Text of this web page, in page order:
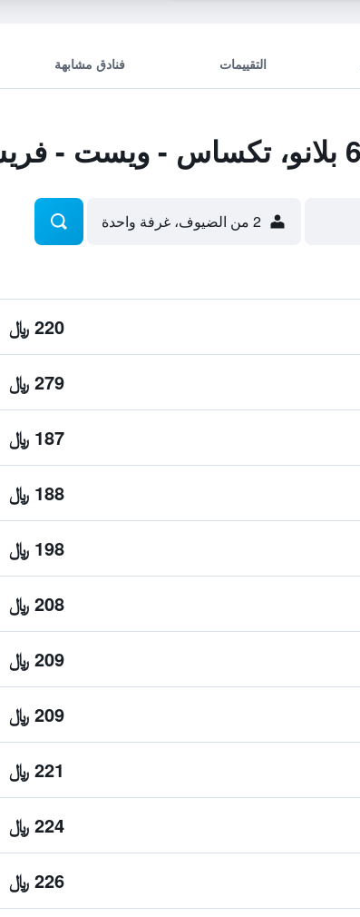
التقييمات فنادق مشابهة
2 من الضيوف، غرفة واحدة
220 ﷼
279 ﷼
187 ﷼
188 ﷼
198 ﷼
208 ﷼
209 ﷼
209 ﷼
221 ﷼
224 ﷼
226 ﷼